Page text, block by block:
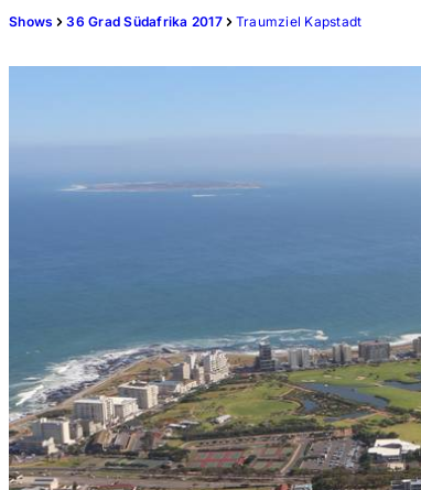
Shows 36 Grad Südafrika 2017 Traumziel Kapstadt